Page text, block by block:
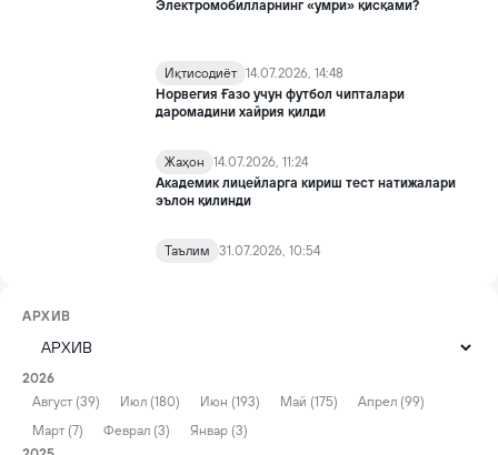
Электромобилларнинг «умри» қисқами?
Иқтисодиёт 14.07.2026, 14:48
Норвегия Ғазо учун футбол чипталари
даромадини хайрия қилди
Жаҳон
14.07.2026, 11:24
Академик лицейларга кириш тест натижалари
эълон қилинди
Таълим 31.07.2026, 10:54
АРХИВ
2026
Август (39)
Июл (180) Июн (193) Май (175)
Апрел (99)
Март (7)
Феврал (3)
Январ (3)